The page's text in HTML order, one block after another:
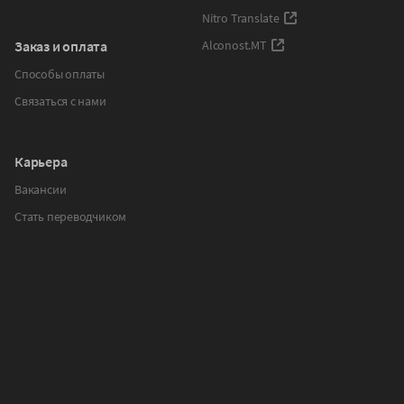
Заказ и оплата
Способы оплаты
Связаться с нами
Карьера
Вакансии
Стать переводчиком
Nitro Translate
Alconost.MT